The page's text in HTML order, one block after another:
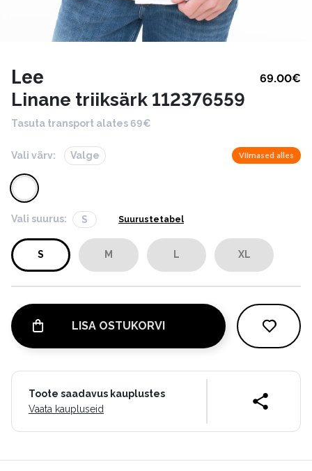
Lee 69.00€
Linane triiksärk 112376559
Tasuta transport alates 69€
Vali värv: Valge Viimased alles
Vali suurus: S Suurustetabel
S M L XL
LISA OSTUKORVI
Toote saadavus kauplustes
Vaata kaupluseid